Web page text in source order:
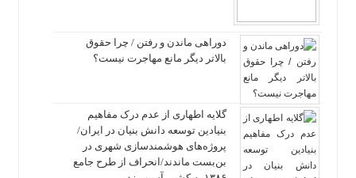
دوراهی ماندن و رفتن / چرا حقوق
بالاتر دیگر مانع مهاجرت نیست؟
گلایه اطهاری از عدم درک مفاهیم
بنیادین توسعه دانش بنیان در ایران/
پروژه‌های هوشمندسازی شهری در
بن‌بست ماندند/انحراف از طرح جامع